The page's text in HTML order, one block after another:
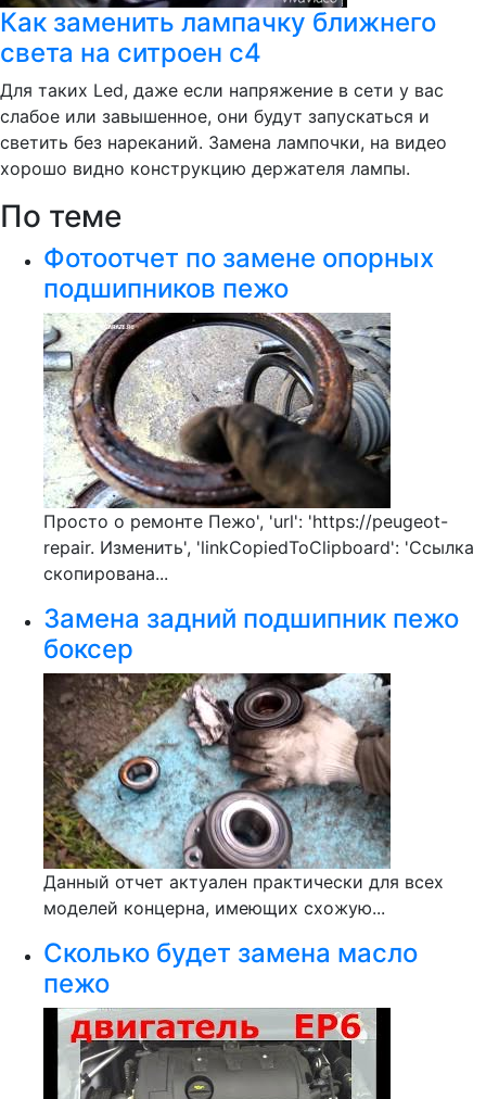
Как заменить лампачку ближнего
света на ситроен с4
Для таких Led, даже если напряжение в сети у вас
слабое или завышенное, они будут запускаться и
светить без нареканий. Замена лампочки, на видео
хорошо видно конструкцию держателя лампы.
По теме
Фотоотчет по замене опорных
подшипников пежо
Просто о ремонте Пежо', 'url': 'https://peugeot-
repair. Изменить', 'linkCopiedToClipboard': 'Ссылка
скопирована...
Замена задний подшипник пежо
боксер
Данный отчет актуален практически для всех
моделей концерна, имеющих схожую...
Сколько будет замена масло
пежо